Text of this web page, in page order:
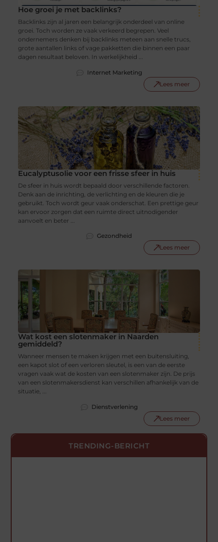
Hoe groei je met backlinks?
Backlinks zijn al jaren een belangrijk onderdeel van online
groei. Toch worden ze vaak verkeerd begrepen. Veel
ondernemers denken bij backlinks meteen aan snelle trucs,
grote aantallen links of vage pakketten die binnen een paar
dagen resultaat beloven. In werkelijkheid ...
Internet Marketing
Lees meer
Eucalyptusolie voor een frisse sfeer in huis
De sfeer in huis wordt bepaald door verschillende factoren.
Denk aan de inrichting, de verlichting en de kleuren die je
gebruikt. Toch wordt geur vaak onderschat. Een prettige geur
kan ervoor zorgen dat een ruimte direct uitnodigender
aanvoelt en beter ...
Gezondheid
Lees meer
Wat kost een slotenmaker in Naarden
gemiddeld?
Wanneer mensen te maken krijgen met een buitensluiting,
een kapot slot of een verloren sleutel, is een van de eerste
vragen vaak wat de kosten van een slotenmaker zijn. De prijs
van een slotenmakersdienst kan verschillen afhankelijk van de
situatie, ...
Dienstverlening
Lees meer
TRENDING-BERICHT